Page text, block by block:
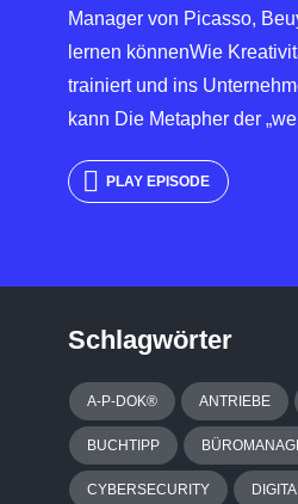
Manager von Picasso,
lernen könnenWie
trainiert und ins
kann Die Metapher der
PLAY EPISODE
Schlagwörter
A-P-DOK® ANTRIEBE
BUCHTIPP
CYBERSECURITY